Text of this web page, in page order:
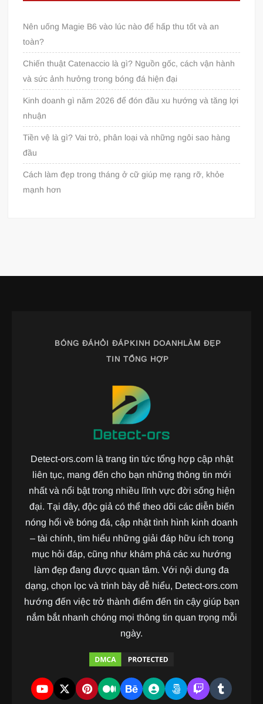
Nên uống Magie B6 vào lúc nào để hấp thu tốt và an
toàn?
Chiến thuật Catenaccio là gì? Nguồn gốc, cách vận hành
và sức ảnh hưởng trong bóng đá hiện đại
Kinh doanh gì năm 2026 để đón đầu xu hướng và tăng lợi
nhuận
Tiền vệ là gì? Vai trò, phân loại và những ngôi sao hàng
đầu
Cách làm đẹp trong tháng ở cữ giúp mẹ rạng rỡ, khỏe
mạnh hơn
BÓNG ĐÁHỎI ĐÁPKINH DOANHLÀM ĐẸP
TIN TỔNG HỢP
Detect-ors.com là trang tin tức tổng hợp cập nhật
liên tục, mang đến cho bạn những thông tin mới
nhất và nổi bật trong nhiều lĩnh vực đời sống hiện
đại. Tại đây, độc giả có thể theo dõi các diễn biến
nóng hổi về bóng đá, cập nhật tình hình kinh doanh
– tài chính, tìm hiểu những giải đáp hữu ích trong
mục hỏi đáp, cũng như khám phá các xu hướng
làm đẹp đang được quan tâm. Với nội dung đa
dạng, chọn lọc và trình bày dễ hiểu, Detect-ors.com
hướng đến việc trở thành điểm đến tin cậy giúp bạn
nắm bắt nhanh chóng mọi thông tin quan trọng mỗi
ngày.